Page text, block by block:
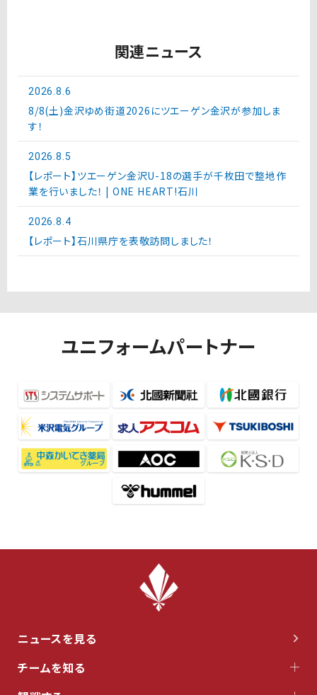
関連ニュース
2026.8.6
8/8(土)金沢ゆめ街道2026にツエーゲン金沢が参加しま
す！
2026.8.5
【レポート】ツエーゲン金沢U-18の選手が千枚田で整地作
業を行いました！ | ONE HEART!石川
2026.8.4
【レポート】石川県庁を表敬訪問しました！
ユニフォームパートナー
ニュースを見る
チームを知る